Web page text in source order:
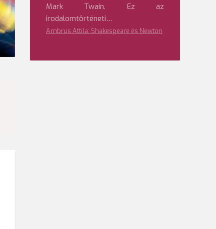
Mark Twain. Ez az
irodalomtörténeti…
Ambrus Attila: Shakespeare és Newton